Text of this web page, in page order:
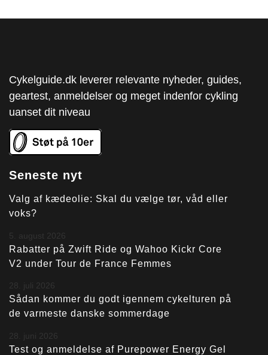
Cykelguide.dk leverer relevante nyheder, guides,
geartest, anmeldelser og meget indenfor cykling
uanset dit niveau
Seneste nyt
Valg af kædeolie: Skal du vælge tør, våd eller
voks?
5. august 2026
Rabatter på Zwift Ride og Wahoo Kickr Core
V2 under Tour de France Femmes
28. juli 2026
Sådan kommer du godt igennem cykelturen på
de varmeste danske sommerdage
28. juni 2026
Test og anmeldelse af Purepower Energy Gel